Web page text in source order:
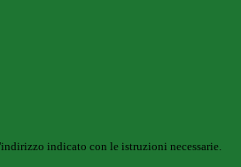
indicato con le istruzioni necessarie.